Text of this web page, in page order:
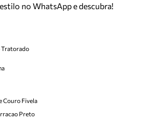
no WhatsApp e descubra!
Tratorado
Couro Fivela
Preto